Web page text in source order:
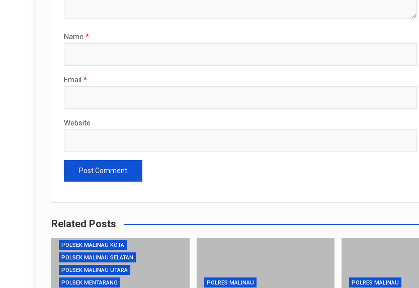
Name *
Email *
Website
Related Posts
POLRES MALINAU
POLSEK MALINAU KOTA
POLSEK MALINAU SELATAN
POLSEK MALINAU UTARA
POLSEK MENTARANG
POLRES MALINAU
POLRES MALINAU